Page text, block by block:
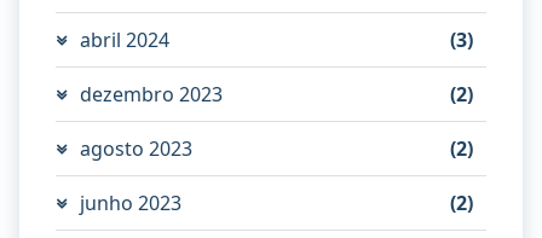
abril 2024 (3)
dezembro 2023 (2)
agosto 2023 (2)
junho 2023 (2)